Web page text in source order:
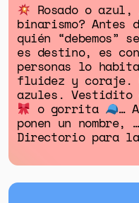
Rosado o
binarismo? Antes
quién “debemos”
es destino, es
personas lo
fluidez y coraje.
azules. Vestidito
o gorrita
…
ponen un nombre,
Directorio para